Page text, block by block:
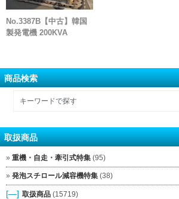
No.3387B【中古】韓国
製発電機 200KVA
商品検索
取扱商品
重機・自走・牽引式特集 (95)
発泡スチロール減容機特集 (38)
[—] 取扱商品 (15719)